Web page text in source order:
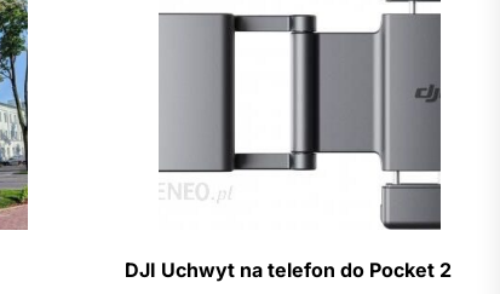
DJI Uchwyt na telefon do Pocket 2